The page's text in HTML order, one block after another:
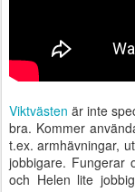
Viktvästen är inte
bra. Kommer
t.ex. armhävningar,
jobbigare. Fungerar
och Helen lite